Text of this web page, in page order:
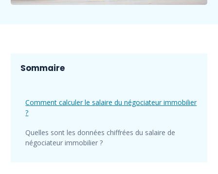
Sommaire
Comment calculer le salaire du négociateur immobilier
?
Quelles sont les données chiffrées du salaire de
négociateur immobilier ?